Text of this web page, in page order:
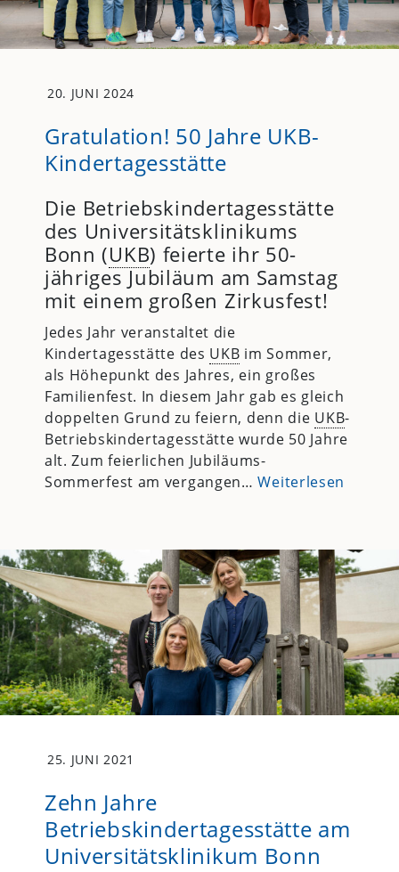
20. JUNI 2024
Gratulation! 50 Jahre UKB-
Kindertagesstätte
Die Betriebskindertagesstätte
des Universitätsklinikums
Bonn (UKB) feierte ihr 50-
jähriges Jubiläum am Samstag
mit einem großen Zirkusfest!
Jedes Jahr veranstaltet die
Kindertagesstätte des UKB im Sommer,
als Höhepunkt des Jahres, ein großes
Familienfest. In diesem Jahr gab es gleich
doppelten Grund zu feiern, denn die UKB-
Betriebskindertagesstätte wurde 50 Jahre
alt. Zum feierlichen Jubiläums-
Sommerfest am vergangen…Weiterlesen
25. JUNI 2021
Zehn Jahre
Betriebskindertagesstätte am
Universitätsklinikum Bonn